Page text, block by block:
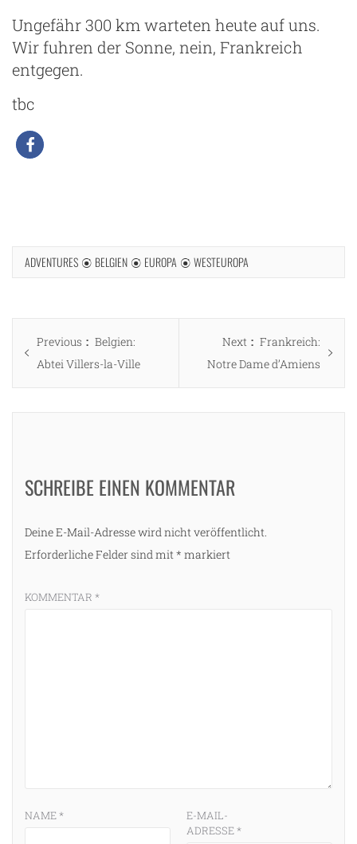
Ungefähr 300 km warteten heute auf uns.
Wir fuhren der Sonne, nein, Frankreich
entgegen.
tbc
ADVENTURES BELGIEN EUROPA WESTEUROPA
Beitragsnavigation
Previous
Previous
post:
Belgien:
Abtei Villers-la-Ville
Next
Next
post:
Frankreich:
Notre Dame d’Amiens
SCHREIBE EINEN KOMMENTAR
Deine E-Mail-Adresse wird nicht veröffentlicht.
Erforderliche Felder sind mit * markiert
KOMMENTAR *
NAME*
E-MAIL-
ADRESSE*